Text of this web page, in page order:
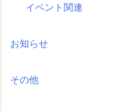
イベント関連
お知らせ
その他